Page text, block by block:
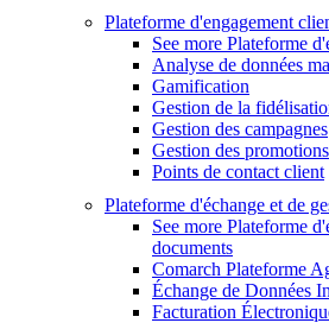
Plateforme d'engagement
See more Plateforme
Analyse de données
Gamification
Gestion de la
Gestion des campagnes
Gestion des promotions
Points de contact client
Plateforme d'échange et de
See more Plateforme
documents
Comarch Plateforme
Échange de Données
Facturation